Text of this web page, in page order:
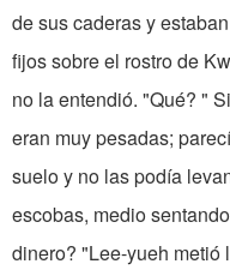
de sus caderas y
fijos sobre el rostro de
no la entendió. "Qué? "
eran muy pesadas;
suelo y no las podía
escobas, medio
dinero? "Lee-yueh metió